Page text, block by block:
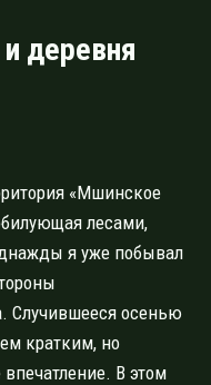
деревня
«Мшинское
лесами,
я уже побывал
Случившееся осенью
кратким, но
В этом